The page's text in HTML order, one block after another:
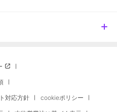
対応方針 cookieポリシー